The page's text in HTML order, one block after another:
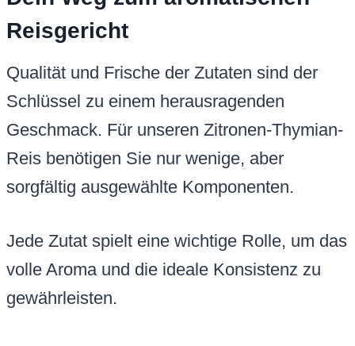
Reisgericht
Qualität und Frische der Zutaten sind der
Schlüssel zu einem herausragenden
Geschmack. Für unseren Zitronen-Thymian-
Reis benötigen Sie nur wenige, aber
sorgfältig ausgewählte Komponenten.
Jede Zutat spielt eine wichtige Rolle, um das
volle Aroma und die ideale Konsistenz zu
gewährleisten.